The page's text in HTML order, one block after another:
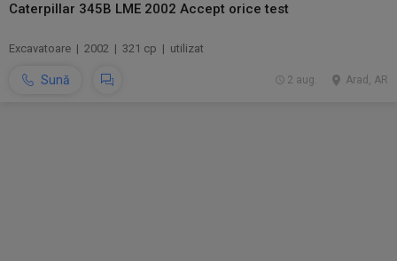
Caterpillar 345B LME 2002 Accept orice test
Excavatoare | 2002 | 321 cp | utilizat
Sună Arad, AR
2 aug.